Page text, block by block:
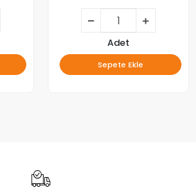
Adet
Sepete Ekle